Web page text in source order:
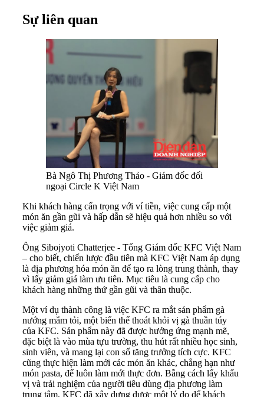
Sự liên quan
Bà Ngô Thị Phương Thảo - Giám đốc đối
ngoại Circle K Việt Nam
Khi khách hàng cẩn trọng với ví tiền, việc cung cấp một
món ăn gần gũi và hấp dẫn sẽ hiệu quả hơn nhiều so với
việc giảm giá.
Ông Sibojyoti Chatterjee - Tổng Giám đốc KFC Việt Nam
– cho biết, chiến lược đầu tiên mà KFC Việt Nam áp dụng
là địa phương hóa món ăn để tạo ra lòng trung thành, thay
vì lấy giảm giá làm ưu tiên. Mục tiêu là cung cấp cho
khách hàng những thứ gần gũi và thân thuộc.
Một ví dụ thành công là việc KFC ra mắt sản phẩm gà
nướng mắm tỏi, một biến thể thoát khỏi vị gà thuần túy
của KFC. Sản phẩm này đã được hưởng ứng mạnh mẽ,
đặc biệt là vào mùa tựu trường, thu hút rất nhiều học sinh,
sinh viên, và mang lại con số tăng trưởng tích cực. KFC
cũng thực hiện làm mới các món ăn khác, chẳng hạn như
món pasta, để luôn làm mới thực đơn. Bằng cách lấy khẩu
vị và trải nghiệm của người tiêu dùng địa phương làm
trung tâm, KFC đã xây dựng được một lý do để khách